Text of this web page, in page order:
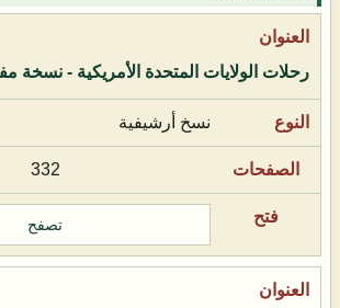
رحلات الولايات المتحدة الأمريكية - نسخة
نسخ أرشيفية
332
تصفح